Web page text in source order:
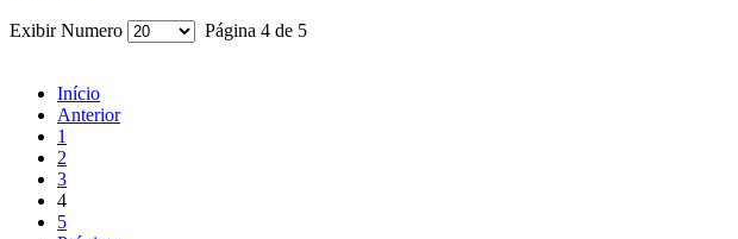
Exibir Numero Página 4 de 5
Início
Anterior
1
2
3
4
5